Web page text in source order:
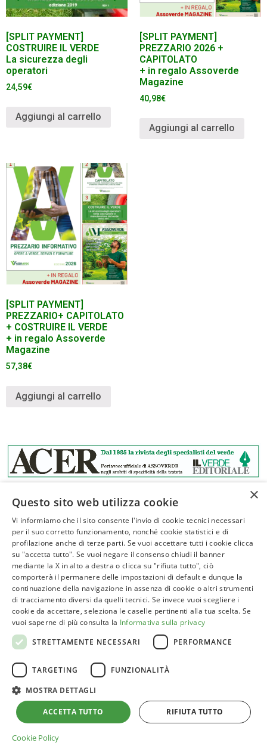
[SPLIT PAYMENT]
COSTRUIRE IL VERDE
La sicurezza degli
operatori
24,59€
Aggiungi al carrello
[SPLIT PAYMENT]
PREZZARIO 2026 +
CAPITOLATO
+ in regalo Assoverde
Magazine
40,98€
Aggiungi al carrello
[SPLIT PAYMENT]
PREZZARIO+ CAPITOLATO
+ COSTRUIRE IL VERDE
+ in regalo Assoverde
Magazine
57,38€
Aggiungi al carrello
ASSOVERDE
P.Iva 02961181209
posta@assoverde.it
Privacy Policy
Cookie Policy
Sede:
Corso Vittorio Emanuele II, 101 – 00186 Roma
Tel. 06 6852413
×
Questo sito web utilizza cookie
Vi informiamo che il sito consente l'invio di cookie tecnici necessari
per il suo corretto funzionamento, nonché cookie statistici e di
profilazione anche di terze parti. Se vuoi accettare tutti i cookie clicca
su "accetta tutto". Se vuoi negare il consenso chiudi il banner
mediante la X in alto a destra o clicca su "rifiuta tutto", ciò
comporterà il permanere delle impostazioni di default e dunque la
continuazione della navigazione in assenza di cookie o altri strumenti
di tracciamento diversi da quelli tecnici. Se invece vuoi scegliere i
cookie da accettare, seleziona le caselle pertinenti alla tua scelta. Se
vuoi saperne di più consulta la Informativa sulla privacy
STRETTAMENTE NECESSARI
PERFORMANCE
TARGETING FUNZIONALITÀ
MOSTRA DETTAGLI
ACCETTA TUTTO RIFIUTA TUTTO
Cookie Policy